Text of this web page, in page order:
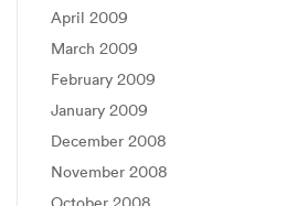
April 2009
March 2009
February 2009
January 2009
December 2008
November 2008